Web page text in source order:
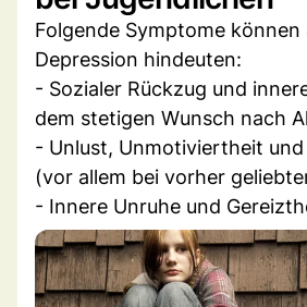
Folgende Symptome können
Depression hindeuten:
- Sozialer Rückzug und
dem stetigen Wunsch nach
- Unlust, Unmotiviertheit und
(vor allem bei vorher
- Innere Unruhe und